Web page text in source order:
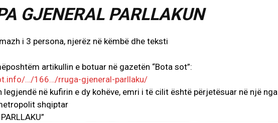
GJENERAL PARLLAKUN
artikullin e botuar në gazetën “Bota sot”:
…/166…/rruga-gjeneral-parllaku/
legjendë në kufirin e dy kohëve, emri i të cilit është përjetësuar në një nga
shqiptar